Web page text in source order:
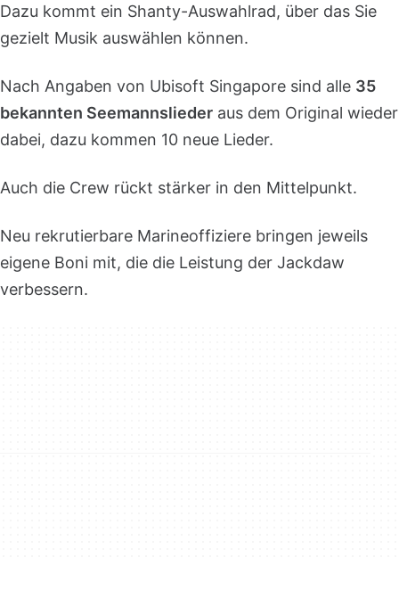
Dazu kommt ein Shanty-Auswahlrad, über das Sie
gezielt Musik auswählen können.
Nach Angaben von Ubisoft Singapore sind alle 35
bekannten Seemannslieder aus dem Original wieder
dabei, dazu kommen 10 neue Lieder.
Auch die Crew rückt stärker in den Mittelpunkt.
Neu rekrutierbare Marineoffiziere bringen jeweils
eigene Boni mit, die die Leistung der Jackdaw
verbessern.